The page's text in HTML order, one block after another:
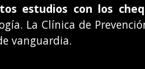
estudios con los
La Clínica de
vanguardia.